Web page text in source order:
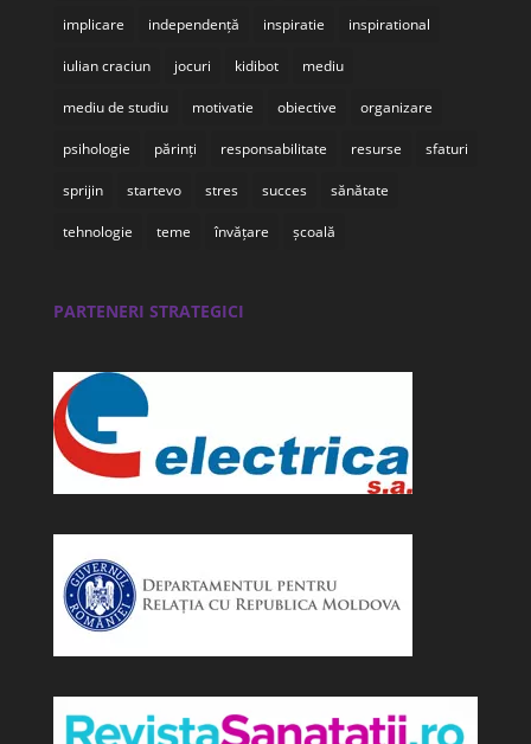
implicare independență inspiratie inspirational
iulian craciun jocuri kidibot mediu
mediu de studiu motivatie obiective organizare
psihologie părinți responsabilitate resurse sfaturi
sprijin startevo stres succes sănătate
tehnologie teme învățare școală
PARTENERI STRATEGICI